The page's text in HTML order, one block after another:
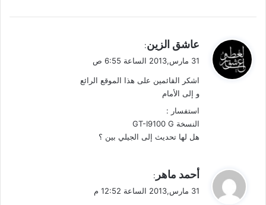
ي
ق
ل
عاشق الزين:
31 مارس,2013 الساعة 6:55 ص
اشكر القائمين على هذا الموقع الرائع
و إلى الأمام
استفسار :
النسخة GT-I9100 G
هل لها تحديث إلى الجيلي بين ؟
ي
ق
أحمد ماهر :
31 مارس,2013 الساعة 12:52 م